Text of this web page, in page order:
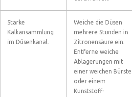
Starke
Kalkansammlung
im Düsenkanal.
Weiche die Düsen
mehrere Stunden in
Zitronensäure ein.
Entferne weiche
Ablagerungen mit
einer weichen Bürste
oder einem
Kunststoff-